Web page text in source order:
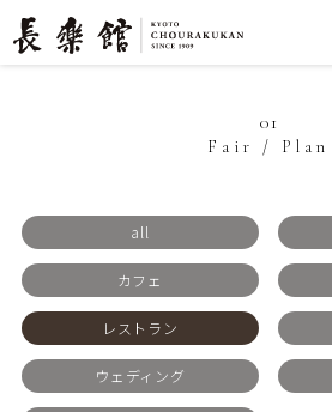
01
Fair / Plan
all
カフェ
レストラン
ウェディング